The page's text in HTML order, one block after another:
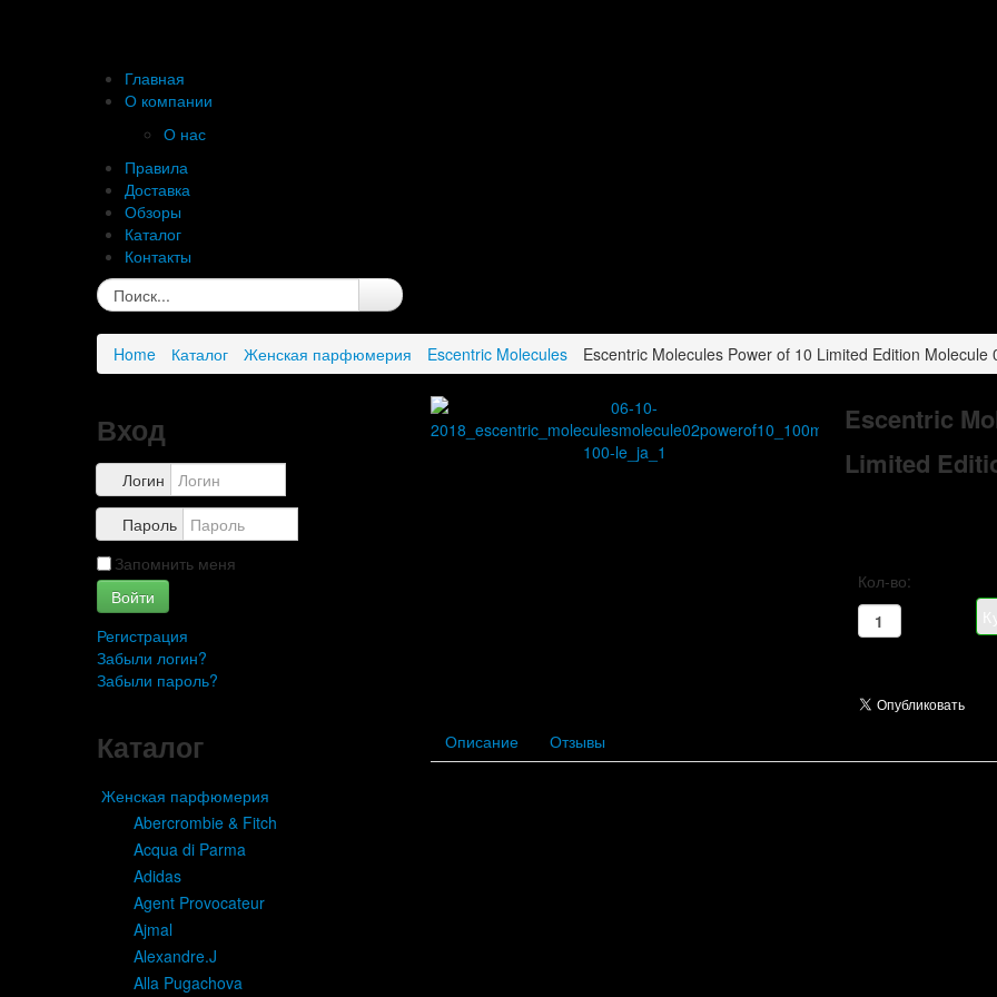
Главная
О компании
О нас
Правила
Доставка
Обзоры
Каталог
Контакты
Home Каталог Женская парфюмерия Escentric Molecules Escentric Molecules Power of 10 Limited Edition Molecule
Вход
Логин
Пароль
Запомнить меня
Войти
Регистрация
Забыли логин?
Забыли пароль?
Каталог
Женская парфюмерия
Abercrombie & Fitch
Acqua di Parma
Adidas
Agent Provocateur
Ajmal
Alexandre.J
Alla Pugachova
Escentric
Limited
Кол-во:
Описание Отзывы